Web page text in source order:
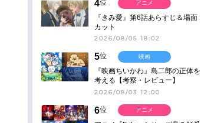
4位
『きみ愛』第6話あらすじ＆場面
カット
2026/08/05 18:02
アニメ
5位
『映画ちいかわ』島二郎の正体を
考える【考察・レビュー】
2026/08/03 12:00
映画
6位
アニメ